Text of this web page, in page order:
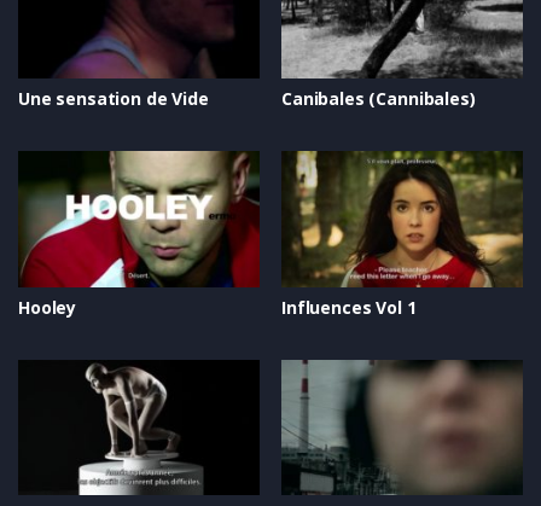
Une sensation de Vide Canibales (Cannibales)
Hooley Influences Vol 1